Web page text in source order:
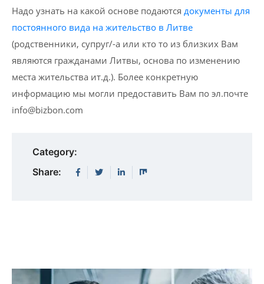
Надо узнать на какой основе подаются документы для
постоянного вида на жительство в Литве
(родственники, супруг/-а или кто то из близких Вам
являются гражданами Литвы, основа по изменению
места жительства ит.д.). Более конкретную
информацию мы могли предоставить Вам по эл.почте
info@bizbon.com
Category:
Share: